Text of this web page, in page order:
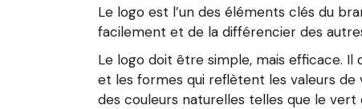
Le logo est l’un des éléments clés du
facilement et de la différencier des
Le logo doit être simple, mais efficace.
et les formes qui reflètent les valeurs
des couleurs naturelles telles que le vert